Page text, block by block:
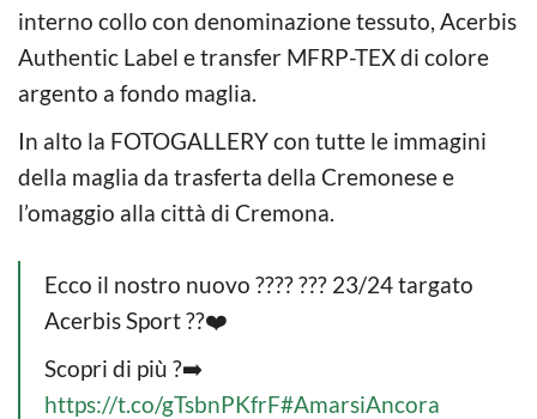
interno collo con denominazione tessuto, Acerbis
Authentic Label e transfer MFRP-TEX di colore
argento a fondo maglia.
In alto la FOTOGALLERY con tutte le immagini
della maglia da trasferta della Cremonese e
l’omaggio alla città di Cremona.
Ecco il nostro nuovo ???? ??? 23/24 targato
Acerbis Sport ??❤️
Scopri di più ?➡️
https://t.co/gTsbnPKfrF#AmarsiAncora